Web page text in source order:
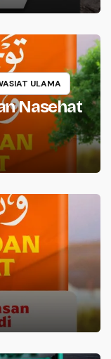
ULAMA
Nasehat